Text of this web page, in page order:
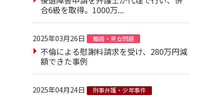
合6級を取得。1000万...
2025年03月26日 離婚・男女問題
不倫による慰謝料請求を受け、280万円減
額できた事例
2025年04月24日 刑事弁護・少年事件